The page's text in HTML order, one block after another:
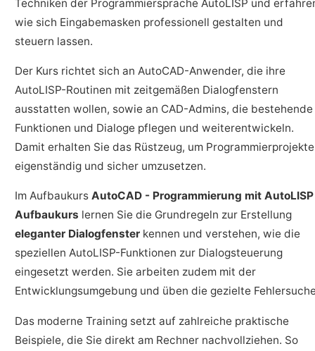
Techniken der Programmiersprache AutoLISP und
wie sich Eingabemasken professionell gestalten und
steuern lassen.
Der Kurs richtet sich an AutoCAD-Anwender, die ihre
AutoLISP-Routinen mit zeitgemäßen Dialogfenstern
ausstatten wollen, sowie an CAD-Admins, die bestehende
Funktionen und Dialoge pflegen und weiterentwickeln.
Damit erhalten Sie das Rüstzeug, um Programmierprojekte
eigenständig und sicher umzusetzen.
Im Aufbaukurs AutoCAD - Programmierung mit
Aufbaukurs lernen Sie die Grundregeln zur Erstellung
eleganter Dialogfenster kennen und verstehen, wie die
speziellen AutoLISP-Funktionen zur Dialogsteuerung
eingesetzt werden. Sie arbeiten zudem mit der
Entwicklungsumgebung und üben die gezielte
Das moderne Training setzt auf zahlreiche praktische
Beispiele, die Sie direkt am Rechner nachvollziehen. So